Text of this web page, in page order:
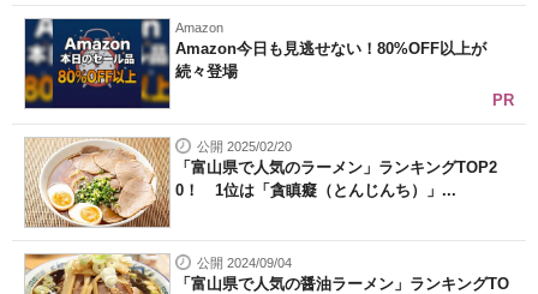
Amazon
Amazon今日も見逃せない！80%OFF以上が
続々登場
PR
公開 2025/02/20
「富山県で人気のラーメン」ランキングTOP2
0！ 1位は「貪瞋癡（とんじんち）」...
公開 2024/09/04
「富山県で人気の醤油ラーメン」ランキングTO